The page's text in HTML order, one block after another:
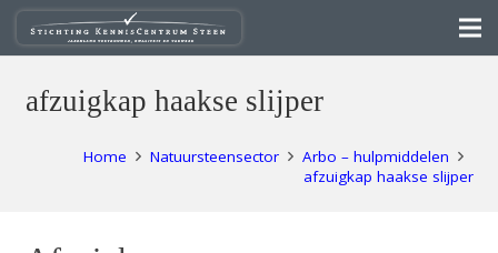
afzuigkap haakse slijper
Home Natuursteensector
Arbo – hulpmiddelen
afzuigkap haakse slijper